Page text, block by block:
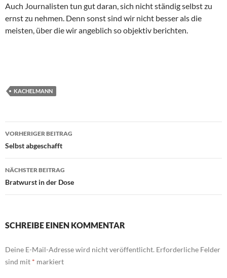
Auch Journalisten tun gut daran, sich nicht ständig selbst zu
ernst zu nehmen. Denn sonst sind wir nicht besser als die
meisten, über die wir angeblich so objektiv berichten.
KACHELMANN
Beitragsnavigation
VORHERIGER BEITRAG
Selbst abgeschafft
NÄCHSTER BEITRAG
Bratwurst in der Dose
SCHREIBE EINEN KOMMENTAR
Deine E-Mail-Adresse wird nicht veröffentlicht. Erforderliche Felder
sind mit * markiert